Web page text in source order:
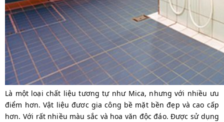
Là một loại chất liệu tương tự như Mica, nhưng với nhiều ưu
điểm hơn. Vật liệu đươc gia công bề mặt bền đẹp và cao cấp
hơn. Với rất nhiều màu sắc và hoa văn độc đáo. Được sử dụng